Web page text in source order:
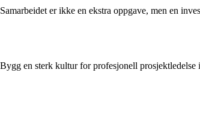
Samarbeidet er ikke en ekstra oppgave, men en
Bygg en sterk kultur for profesjonell prosjektledelse